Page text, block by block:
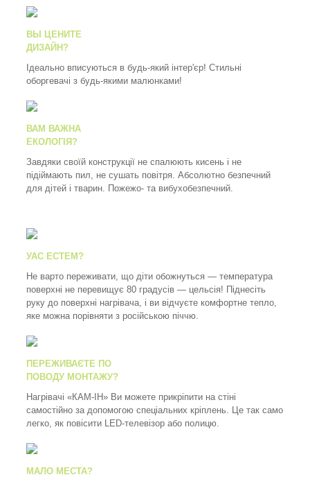
ВЫ ЦЕНИТЕ
ДИЗАЙН?
Ідеально вписуються в будь-який інтер'єр! Стильні
оборгевачі з будь-якими малюнками!
ВАМ ВАЖНА
ЕКОЛОГІЯ?
Завдяки своїй конструкції не спалюють кисень і не
підіймають пил, не сушать повітря. Абсолютно безпечний
для дітей і тварин. Пожежо- та вибухобезпечний.
УАС ЕСТЕМ?
Не варто переживати, що діти обожнуться — температура
поверхні не перевищує 80 градусів — цельсія! Піднесіть
руку до поверхні нагрівача, і ви відчуєте комфортне тепло,
яке можна порівняти з російською піччю.
ПЕРЕЖИВАЄТЕ ПО
ПОВОДУ МОНТАЖУ?
Нагрівачі «КАМ-ІН» Ви можете прикріпити на стіні
самостійно за допомогою спеціальних кріплень. Це так само
легко, як повісити LED-телевізор або полицю.
МАЛО МЕСТА?